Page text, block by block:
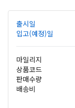
출시일
입고(예정)일
마일리지
상품코드
판매수량
배송비